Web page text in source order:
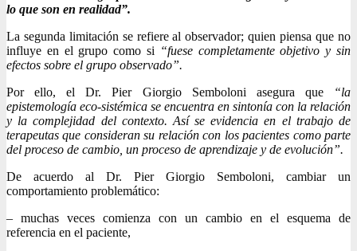
lo que son en realidad”.
La segunda limitación se refiere al observador; quien piensa que no
influye en el grupo como si “fuese completamente objetivo y sin
efectos sobre el grupo observado”.
Por ello, el Dr. Pier Giorgio Semboloni asegura que
“la
epistemología eco-sistémica se encuentra en sintonía con la relación
y la complejidad del contexto. Así se evidencia en el trabajo de
terapeutas que consideran su relación con los pacientes como parte
del proceso de cambio, un proceso de aprendizaje y de evolución”.
De acuerdo al Dr. Pier Giorgio Semboloni, cambiar un
comportamiento problemático:
– muchas veces comienza con un cambio en el esquema de
referencia en el paciente,